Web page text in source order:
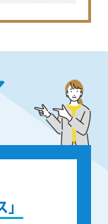
理